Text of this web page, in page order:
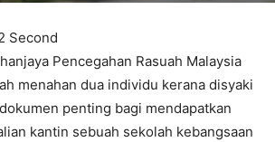
Second
Pencegahan Rasuah Malaysia
menahan dua individu kerana disyaki
penting bagi mendapatkan
kantin sebuah sekolah kebangsaan